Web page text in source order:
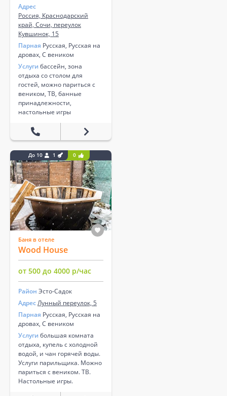
Адрес
Россия, Краснодарский
край, Сочи, переулок
Кувшинок, 15
Парная Русская, Русская на
дровах, С веником
Услуги бассейн, зона
отдыха со столом для
гостей, можно париться с
веником, ТВ, банные
принадлежности,
настольные игры
До 10 1 0
Баня в отеле
Wood House
от 500 до 4000 р/час
Район Эсто-Садок
АдресЛунный переулок, 5
Парная Русская, Русская на
дровах, С веником
Услуги большая комната
отдыха, купель с холодной
водой, и чан горячей воды.
Услуги парильщика. Можно
париться с веником. ТВ.
Настольные игры.